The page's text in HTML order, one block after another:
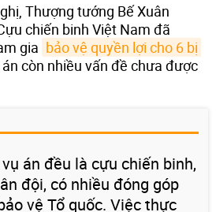
Thượng tướng Bế Xuân
chiến binh Việt Nam đã
gia bảo vệ quyền lợi cho 6 bị
còn nhiều vấn đề chưa được
án đều là cựu chiến binh,
đội, có nhiều đóng góp
vệ Tổ quốc. Việc thực